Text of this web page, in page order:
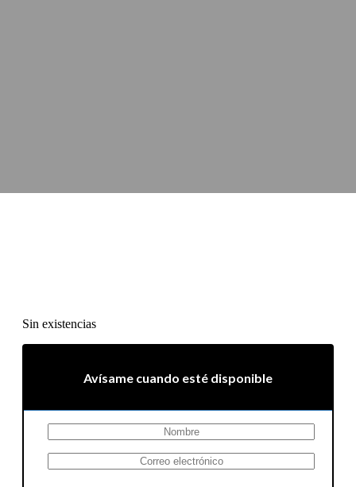
Sin existencias
Avísame cuando esté disponible